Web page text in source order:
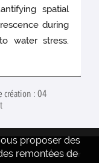
spatial
during
water stress.
création : 04
proposer des
remontées de
www.inrae.fr